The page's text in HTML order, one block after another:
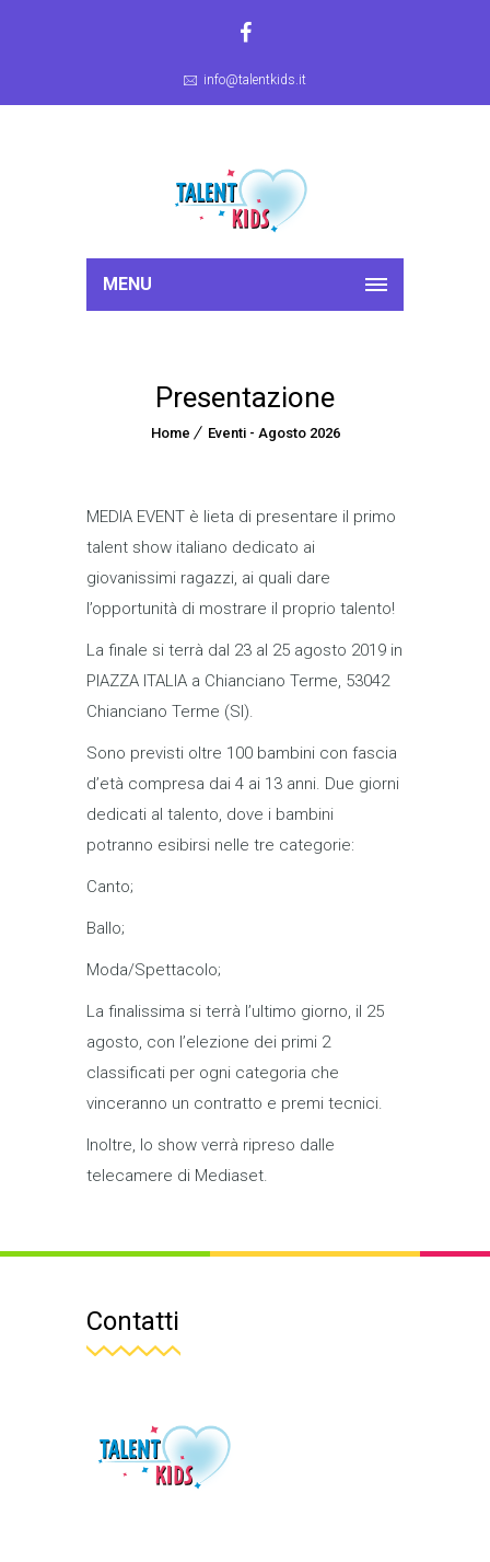
info@talentkids.it
MENU
Presentazione
Home Eventi - Agosto 2026
MEDIA EVENT è lieta di presentare il primo
talent show italiano dedicato ai
giovanissimi ragazzi, ai quali dare
l’opportunità di mostrare il proprio talento!
La finale si terrà dal 23 al 25 agosto 2019 in
PIAZZA ITALIA a Chianciano Terme, 53042
Chianciano Terme (SI).
Sono previsti oltre 100 bambini con fascia
d’età compresa dai 4 ai 13 anni. Due giorni
dedicati al talento, dove i bambini
potranno esibirsi nelle tre categorie:
Canto;
Ballo;
Moda/Spettacolo;
La finalissima si terrà l’ultimo giorno, il 25
agosto, con l’elezione dei primi 2
classificati per ogni categoria che
vinceranno un contratto e premi tecnici.
Inoltre, lo show verrà ripreso dalle
telecamere di Mediaset.
Contatti